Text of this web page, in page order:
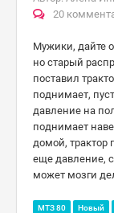
20
Мужики, дайте
но старый
поставил
поднимает,
давление на
поднимает
домой, трактор
еще давление,
может мозги
МТЗ 80 Новый